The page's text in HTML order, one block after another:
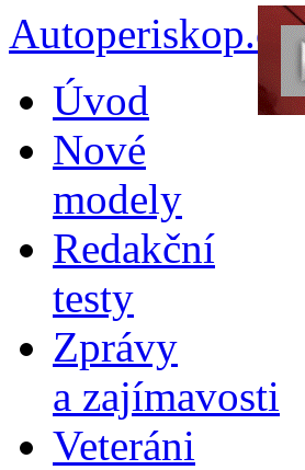
obsahu
webu
Úvod
Nové
modely
Redakční
testy
Zprávy
a zajímavosti
Veteráni